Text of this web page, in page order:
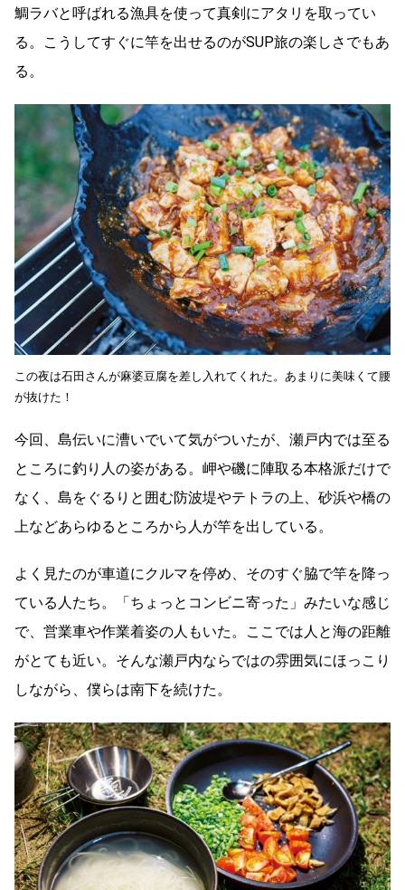
鯛ラバと呼ばれる漁具を使って真剣にアタリを取ってい
る。こうしてすぐに竿を出せるのがSUP旅の楽しさでもあ
る。
この夜は石田さんが麻婆豆腐を差し入れてくれた。あまりに美味くて腰
が抜けた！
今回、島伝いに漕いでいて気がついたが、瀬戸内では至る
ところに釣り人の姿がある。岬や磯に陣取る本格派だけで
なく、島をぐるりと囲む防波堤やテトラの上、砂浜や橋の
上などあらゆるところから人が竿を出している。
よく見たのが車道にクルマを停め、そのすぐ脇で竿を降っ
ている人たち。「ちょっとコンビニ寄った」みたいな感じ
で、営業車や作業着姿の人もいた。ここでは人と海の距離
がとても近い。そんな瀬戸内ならではの雰囲気にほっこり
しながら、僕らは南下を続けた。